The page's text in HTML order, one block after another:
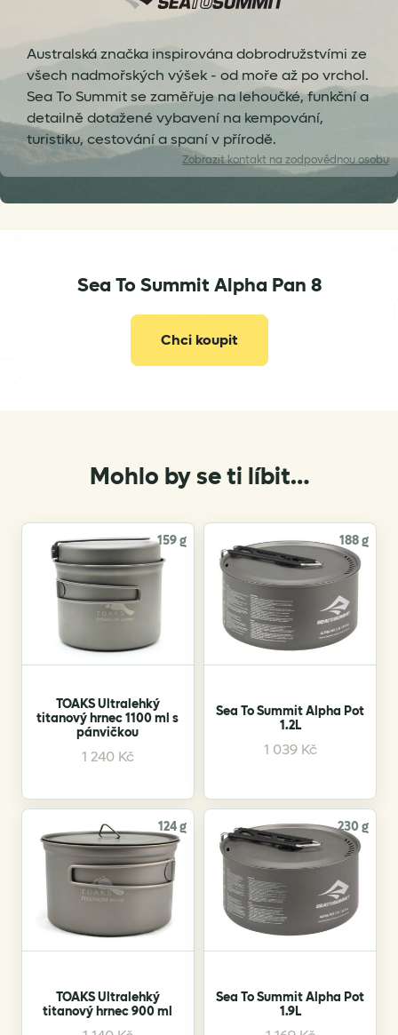
Australská značka inspirována dobrodružstvími ze
všech nadmořských výšek - od moře až po vrchol.
Sea To Summit se zaměřuje na lehoučké, funkční a
detailně dotažené vybavení na kempování,
turistiku, cestování a spaní v přírodě.
Zobrazitkontakt na zodpovědnou osobu
info@seatosummit.eu
Sea To Summit Alpha Pan 8
Chci koupit
Mohlo by se ti líbit…
159 g
TOAKS Ultralehký
titanový hrnec 1100 ml s
pánvičkou
1 240 Kč
188 g
Sea To Summit Alpha Pot
1.2L
1 039 Kč
124 g
TOAKS Ultralehký
titanový hrnec 900 ml
230 g
Sea To Summit Alpha Pot
1.9L